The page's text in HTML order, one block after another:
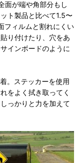
面が端や角部分もし
ト製品と比べて1.5〜
フィルムと割れにくい
り付けたり、穴をあ
インボードのように
。ステッカーを使用
をよく拭き取ってく
っかりと力を加えて